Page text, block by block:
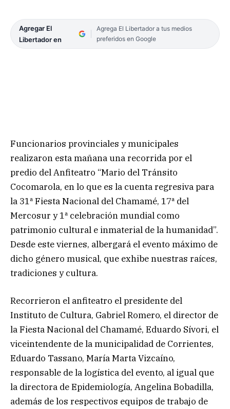
Agregar El
Libertador en
Agrega El Libertador a tus medios
preferidos en Google
Funcionarios provinciales y municipales
realizaron esta mañana una recorrida por el
predio del Anfiteatro “Mario del Tránsito
Cocomarola, en lo que es la cuenta regresiva para
la 31ª Fiesta Nacional del Chamamé, 17ª del
Mercosur y 1ª celebración mundial como
patrimonio cultural e inmaterial de la humanidad”.
Desde este viernes, albergará el evento máximo de
dicho género musical, que exhibe nuestras raíces,
tradiciones y cultura.
Recorrieron el anfiteatro el presidente del
Instituto de Cultura, Gabriel Romero, el director de
la Fiesta Nacional del Chamamé, Eduardo Sívori, el
viceintendente de la municipalidad de Corrientes,
Eduardo Tassano, María Marta Vizcaíno,
responsable de la logística del evento, al igual que
la directora de Epidemiología, Angelina Bobadilla,
además de los respectivos equipos de trabajo de